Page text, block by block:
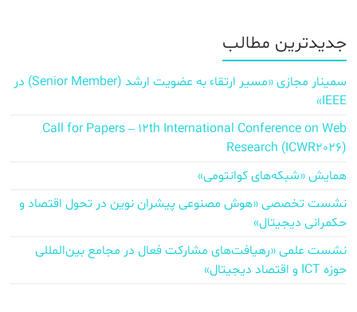
جدیدترین مطالب
سمینار مجازی «مسیر ارتقاء به عضویت ارشد (Senior Member) در
IEEE»
Call for Papers – 12th International Conference on Web
Research (ICWR2026)
همایش «شبکه‌های کوانتومی»
نشست تخصصی «هوش مصنوعی پیشران نوین در تحول اقتصاد و
حکمرانی دیجیتال»
نشست علمی «رهیافت‌های مشارکت فعال در مجامع بین‌المللی
حوزه ICT و اقتصاد دیجیتال»